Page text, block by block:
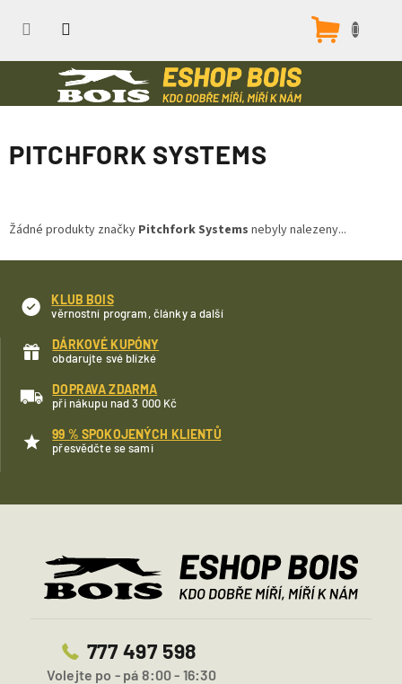
PITCHFORK SYSTEMS
Žádné produkty značky Pitchfork Systems nebyly nalezeny...
KLUB BOIS
věrnostní program, články a další
DÁRKOVÉ KUPÓNY
obdarujte své blízké
DOPRAVA ZDARMA
při nákupu nad 3 000 Kč
99 % SPOKOJENÝCH KLIENTŮ
přesvědčte se sami
777 497 598
Volejte po - pá 8:00 - 16:30